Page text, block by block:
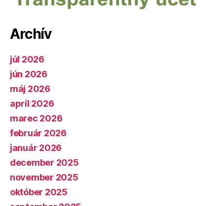
Archív
júl 2026
jún 2026
máj 2026
apríl 2026
marec 2026
február 2026
január 2026
december 2025
november 2025
október 2025